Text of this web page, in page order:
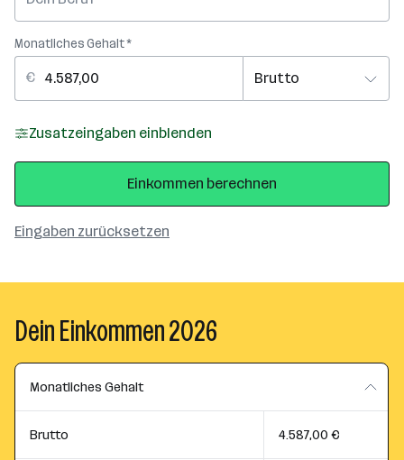
Monatliches Gehalt *
Zusatzeingaben einblenden
Eingaben zurücksetzen
Einkommen berechnen
Dein Einkommen 2026
Monatliches Gehalt
Brutto 4.587,00 €